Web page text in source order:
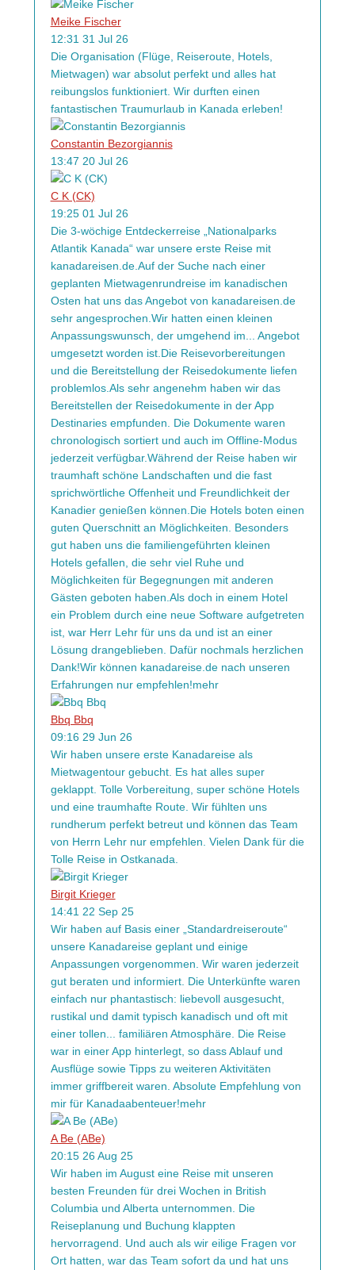
Meike Fischer
12:31 31 Jul 26
Die Organisation (Flüge, Reiseroute, Hotels,
Mietwagen) war absolut perfekt und alles hat
reibungslos funktioniert. Wir durften einen
fantastischen Traumurlaub in Kanada erleben!
Constantin Bezorgiannis
13:47 20 Jul 26
C K (CK)
19:25 01 Jul 26
Die 3-wöchige Entdeckerreise „Nationalparks
Atlantik Kanada“ war unsere erste Reise mit
kanadareisen.de.Auf der Suche nach einer
geplanten Mietwagenrundreise im kanadischen
Osten hat uns das Angebot von kanadareisen.de
sehr angesprochen.Wir hatten einen kleinen
Anpassungswunsch, der umgehend im... Angebot
umgesetzt worden ist.Die Reisevorbereitungen
und die Bereitstellung der Reisedokumente liefen
problemlos.Als sehr angenehm haben wir das
Bereitstellen der Reisedokumente in der App
Destinaries empfunden. Die Dokumente waren
chronologisch sortiert und auch im Offline-Modus
jederzeit verfügbar.Während der Reise haben wir
traumhaft schöne Landschaften und die fast
sprichwörtliche Offenheit und Freundlichkeit der
Kanadier genießen können.Die Hotels boten einen
guten Querschnitt an Möglichkeiten. Besonders
gut haben uns die familiengeführten kleinen
Hotels gefallen, die sehr viel Ruhe und
Möglichkeiten für Begegnungen mit anderen
Gästen geboten haben.Als doch in einem Hotel
ein Problem durch eine neue Software aufgetreten
ist, war Herr Lehr für uns da und ist an einer
Lösung drangeblieben. Dafür nochmals herzlichen
Dank!Wir können kanadareise.de nach unseren
Erfahrungen nur empfehlen!mehr
Bbq Bbq
09:16 29 Jun 26
Wir haben unsere erste Kanadareise als
Mietwagentour gebucht. Es hat alles super
geklappt. Tolle Vorbereitung, super schöne Hotels
und eine traumhafte Route. Wir fühlten uns
rundherum perfekt betreut und können das Team
von Herrn Lehr nur empfehlen. Vielen Dank für die
Tolle Reise in Ostkanada.
Birgit Krieger
14:41 22 Sep 25
Wir haben auf Basis einer „Standardreiseroute“
unsere Kanadareise geplant und einige
Anpassungen vorgenommen. Wir waren jederzeit
gut beraten und informiert. Die Unterkünfte waren
einfach nur phantastisch: liebevoll ausgesucht,
rustikal und damit typisch kanadisch und oft mit
einer tollen... familiären Atmosphäre. Die Reise
war in einer App hinterlegt, so dass Ablauf und
Ausflüge sowie Tipps zu weiteren Aktivitäten
immer griffbereit waren. Absolute Empfehlung von
mir für Kanadaabenteuer!mehr
A Be (ABe)
20:15 26 Aug 25
Wir haben im August eine Reise mit unseren
besten Freunden für drei Wochen in British
Columbia und Alberta unternommen. Die
Reiseplanung und Buchung klappten
hervorragend. Und auch als wir eilige Fragen vor
Ort hatten, war das Team sofort da und hat uns